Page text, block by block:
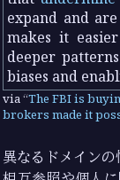
expand and
makes it
deeper
biases and
via The FBI is
brokers made it
異なるドメイン